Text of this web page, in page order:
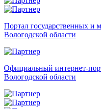
Портал государственных и
Вологодской области
Официальный интернет-
Вологодской области